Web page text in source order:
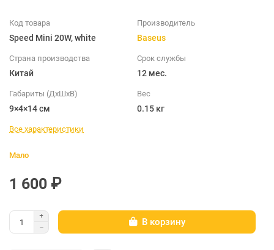
Код товара
Speed Mini 20W, white
Производитель
Baseus
Страна производства
Китай
Срок службы
12 мес.
Габариты (ДхШхВ)
9×4×14 см
Вес
0.15 кг
Все характеристики
Мало
1 600 ₽
В корзину